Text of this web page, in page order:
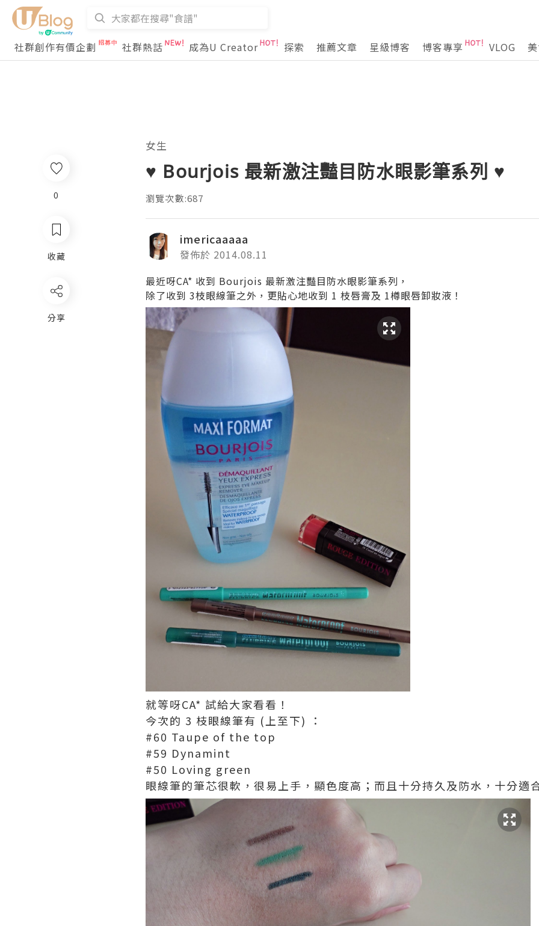
社群創作有價企劃
社群熱話 成為U Creator 探索 推薦文章 星級博客 博客專享 VLOG
0
收藏
分享
女生
♥ Bourjois 最新激注豔目防水眼影筆系列 ♥
瀏覽次數:687
imericaaaaa
發佈於 2014.08.11
最近呀CA* 收到 Bourjois 最新激注豔目防水眼影筆系列，
除了收到 3枝眼線筆之外，更貼心地收到 1 枝唇膏及 1樽眼唇卸妝液！
就等呀CA* 試給大家看看！
今次的 3 枝眼線筆有 (上至下) ：
#60 Taupe of the top
#59 Dynamint
#50 Loving green
眼線筆的筆芯很軟，很易上手，顯色度高；而且十分持久及防水，十分適